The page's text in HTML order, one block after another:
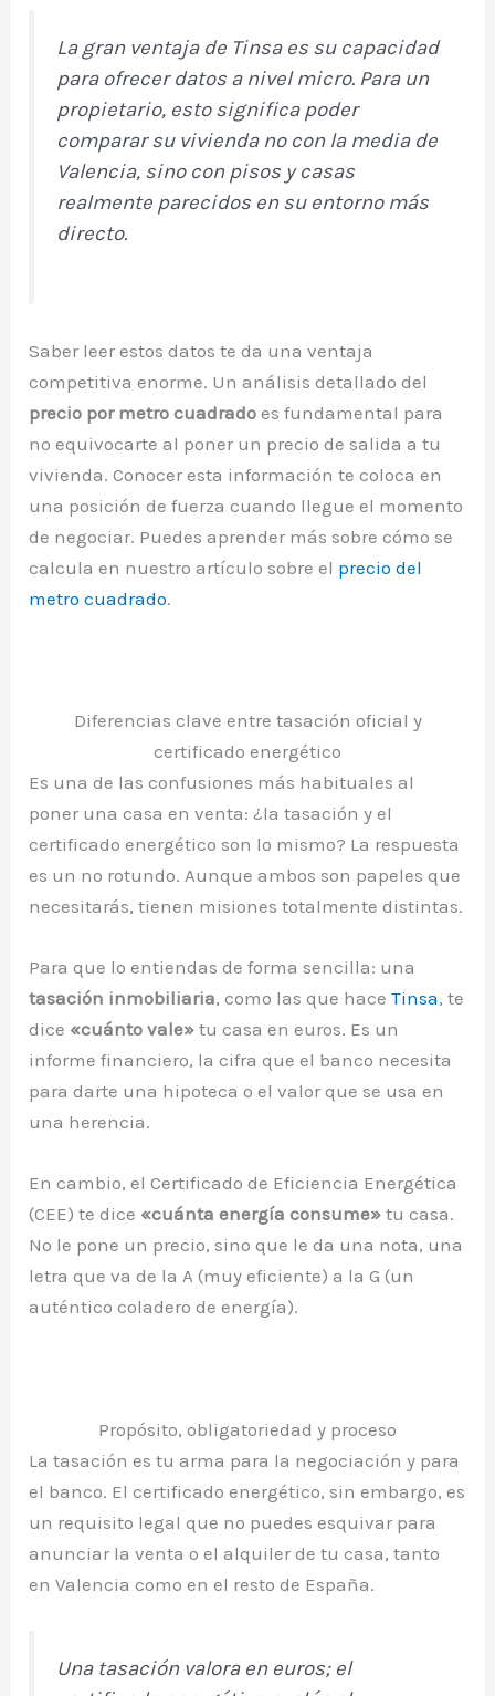
La gran ventaja de Tinsa es su capacidad
para ofrecer datos a nivel micro. Para un
propietario, esto significa poder
comparar su vivienda no con la media de
Valencia, sino con pisos y casas
realmente parecidos en su entorno más
directo.
Saber leer estos datos te da una ventaja
competitiva enorme. Un análisis detallado del
precio por metro cuadrado es fundamental para
no equivocarte al poner un precio de salida a tu
vivienda. Conocer esta información te coloca en
una posición de fuerza cuando llegue el momento
de negociar. Puedes aprender más sobre cómo se
calcula en nuestro artículo sobre el precio del
metro cuadrado.
Diferencias clave entre tasación oficial y
certificado energético
Es una de las confusiones más habituales al
poner una casa en venta: ¿la tasación y el
certificado energético son lo mismo? La respuesta
es un no rotundo. Aunque ambos son papeles que
necesitarás, tienen misiones totalmente distintas.
Para que lo entiendas de forma sencilla: una
tasación inmobiliaria, como las que haceTinsa, te
dice «cuánto vale» tu casa en euros. Es un
informe financiero, la cifra que el banco necesita
para darte una hipoteca o el valor que se usa en
una herencia.
En cambio, el Certificado de Eficiencia Energética
(CEE) te dice «cuánta energía consume» tu casa.
No le pone un precio, sino que le da una nota, una
letra que va de la A (muy eficiente) a la G (un
auténtico coladero de energía).
Propósito, obligatoriedad y proceso
La tasación es tu arma para la negociación y para
el banco. El certificado energético, sin embargo, es
un requisito legal que no puedes esquivar para
anunciar la venta o el alquiler de tu casa, tanto
en Valencia como en el resto de España.
Una tasación valora en euros; el